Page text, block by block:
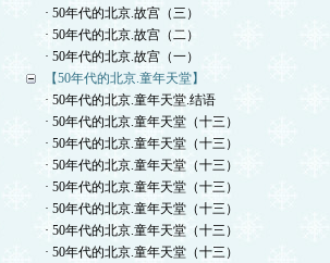
· 50年代的北京.故宫（三）
· 50年代的北京.故宫（二）
· 50年代的北京.故宫（一）
【50年代的北京.童年天堂】
· 50年代的北京.童年天堂.结语
· 50年代的北京.童年天堂（十三）
· 50年代的北京.童年天堂（十三）
· 50年代的北京.童年天堂（十三）
· 50年代的北京.童年天堂（十三）
· 50年代的北京.童年天堂（十三）
· 50年代的北京.童年天堂（十三）
· 50年代的北京.童年天堂（十三）